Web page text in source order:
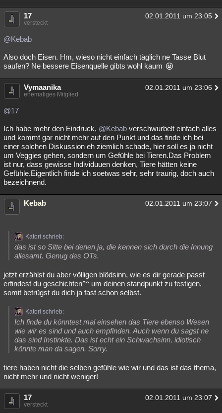
17 02.01.2011 um 23:05
versteckt
@Kebab
Also doch Eisen. Hm, wieso nicht einfach täglich ne Tasse Blut
saufen? Ne bessere Eisenquelle gibts wohl kaum
Vymaanika 02.01.2011 um 23:06
ehemaliges Mitglied
@17
Ich habe mehr den Eindruck, @Kebab verschwurbelt einfach alles
und kommt gar nicht mehr auf den Punkt und das finde ich bei
einer solchen Diskussion eh ziemlich schade, hier soll es ja nicht
um Veggies gehen, sondern um Gefühle bei Tieren.Das Problem
ist nur, dass gewisse Individuuen denken, Tiere hätten keine
Gefühle.Eigentlich finde ich soetwas sehr, sehr traurig, doch auch
bezeichnend.
Kebab 02.01.2011 um 23:07
Katori schrieb:
das ist so Sitte bei denen ja, die kennen sich durch die Innung
allesamt. Genug des OTs.
jetzt erzählst du aber völligen blödsinn, wie es dir gerade passt
erfindest du geschichten^^ um deinen standpunkt zu festigen,
somit betrügst du dich ja fast schon selbst.
Katori schrieb:
Ich finde du könntest mal einsehen das Tiere ebenso Wesen
wie wir es sind und auch empfinden. Auch wenn du sagst ne
das sind Instinkte. Das ist echt ein Schwachsinn, idiotisch
könnte man da sagen. Sorry.
tiere haben nicht die selben gefühle wie wir und das ist das thema,
nicht mehr und nicht weniger!
17 02.01.2011 um 23:07
versteckt